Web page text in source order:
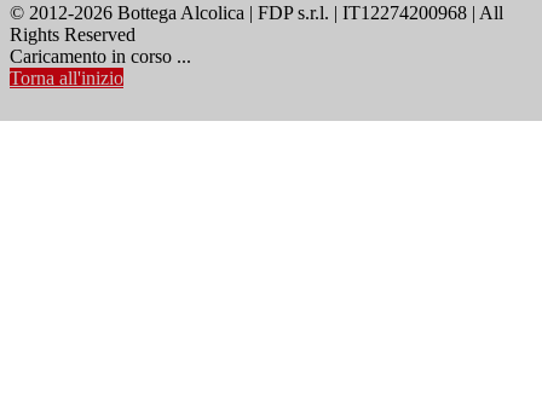
© 2012-2026 Bottega Alcolica | FDP s.r.l. | IT12274200968 | All
Rights Reserved
Caricamento in corso ...
Torna all'inizio